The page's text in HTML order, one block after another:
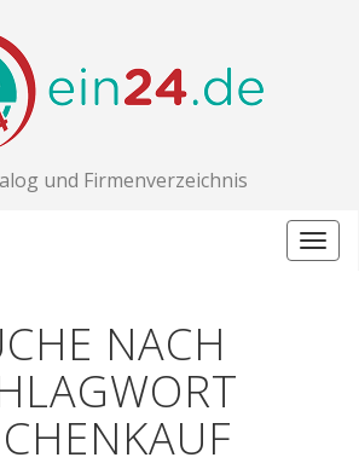
und Firmenverzeichnis
NACH